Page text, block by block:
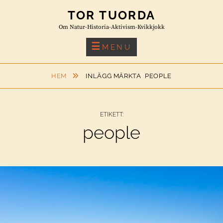
TOR TUORDA
Om Natur-Historia-Aktivism-Kvikkjokk
MENU
HEM INLÄGG MÄRKTA PEOPLE
ETIKETT:
people